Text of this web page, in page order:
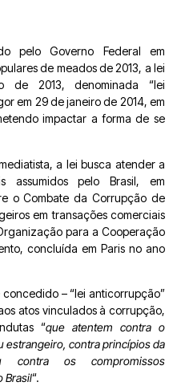
pelo Governo Federal em
de meados de 2013, a lei
de 2013, denominada “lei
em 29 de janeiro de 2014, em
impactar a forma de se
a lei busca atender a
assumidos pelo Brasil, em
o Combate da Corrupção de
em transações comerciais
para a Cooperação
concluída em Paris no ano
– “lei anticorrupção”
atos vinculados à corrupção,
“que atentem contra o
estrangeiro, contra princípios da
contra os compromissos
Brasil“.